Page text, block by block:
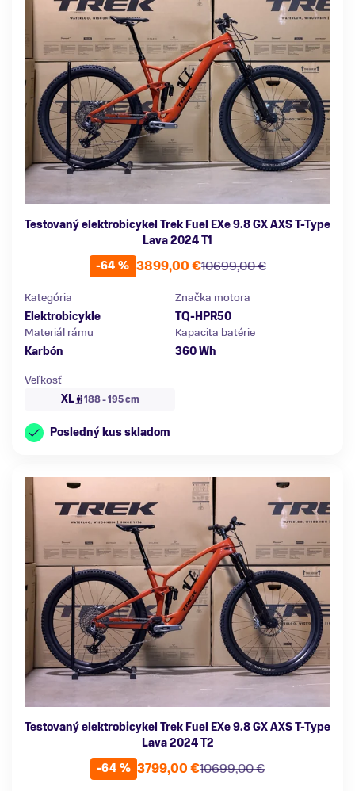
Testovaný elektrobicykel Trek Fuel EXe 9.8 GX AXS T-Type
Lava 2024 T1
-64 %
10699,00 €
3899,00 €
Kategória
Elektrobicykle
Značka motora
TQ-HPR50
Materiál rámu
Karbón
Kapacita batérie
360 Wh
Veľkosť
XL
188 - 195 cm
Posledný kus skladom
Testovaný elektrobicykel Trek Fuel EXe 9.8 GX AXS T-Type
Lava 2024 T2
-64 %
10699,00 €
3799,00 €